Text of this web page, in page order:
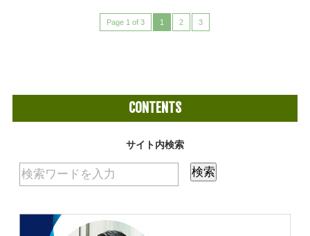
Page 1 of 3 1 2 3
CONTENTS
サイト内検索